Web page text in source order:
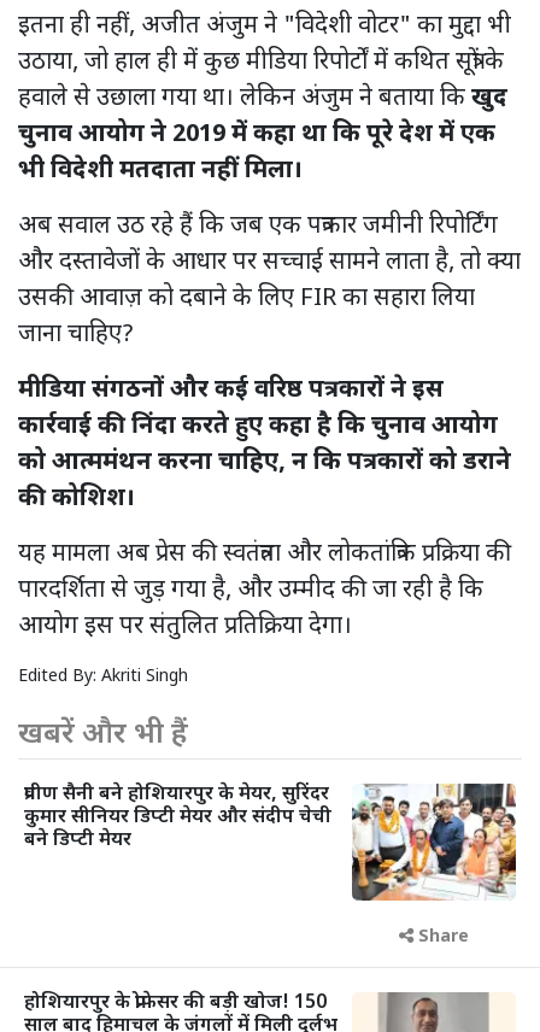
इतना ही नहीं, अजीत अंजुम ने "विदेशी वोटर" का मुद्दा भी
उठाया, जो हाल ही में कुछ मीडिया रिपोर्टों में कथित सूत्रों के
हवाले से उछाला गया था। लेकिन अंजुम ने बताया किखुद
चुनाव आयोग ने 2019 में कहा था कि पूरे देश में एक
भी विदेशी मतदाता नहीं मिला।
अब सवाल उठ रहे हैं कि जब एक पत्रकार जमीनी रिपोर्टिंग
और दस्तावेजों के आधार पर सच्चाई सामने लाता है, तो क्या
उसकी आवाज़ को दबाने के लिए FIR का सहारा लिया
जाना चाहिए?
मीडिया संगठनों और कई वरिष्ठ पत्रकारों ने इस
कार्रवाई की निंदा करते हुए कहा है कि चुनाव आयोग
को आत्ममंथन करना चाहिए, न कि पत्रकारों को डराने
की कोशिश।
यह मामला अब प्रेस की स्वतंत्रता और लोकतांत्रिक प्रक्रिया की
पारदर्शिता से जुड़ गया है, और उम्मीद की जा रही है कि
आयोग इस पर संतुलित प्रतिक्रिया देगा।
Edited By: Akriti Singh
खबरें और भी हैं
प्रवीण सैनी बने होशियारपुर के मेयर, सुरिंदर
कुमार सीनियर डिप्टी मेयर और संदीप चेची
बने डिप्टी मेयर
Share
होशियारपुर के प्रोफेसर की बड़ी खोज! 150
साल बाद हिमाचल के जंगलों में मिली दुर्लभ